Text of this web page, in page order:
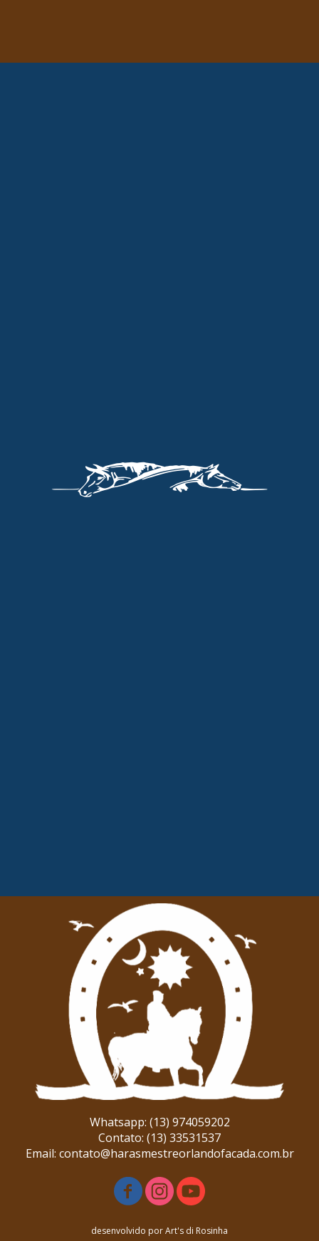
Whatsapp: (13) 974059202
Contato: (13) 33531537
Email: contato@harasmestreorlandofacada.com.br
desenvolvido por Art's di Rosinha